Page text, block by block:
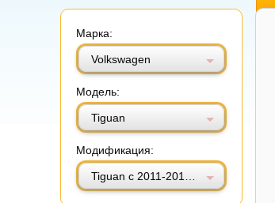
Марка:
Volkswagen
Модель:
Tiguan
Модификация: